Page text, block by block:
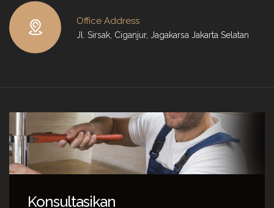
Office Address
Jl. Sirsak, Ciganjur, Jagakarsa Jakarta Selatan
Konsultasikan